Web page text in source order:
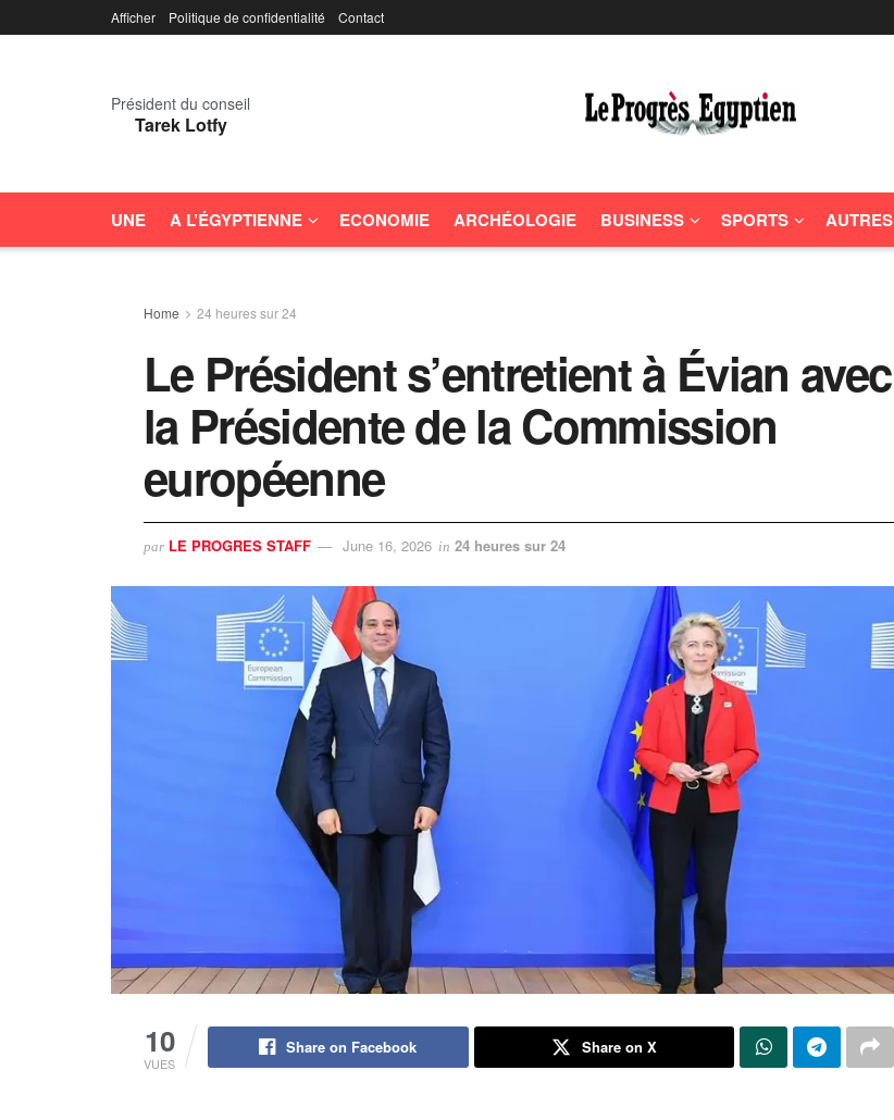
Afficher Politique de confidentialité Contact
Président du conseil
Tarek Lotfy
UNE A L’ÉGYPTIENNE ECONOMIE ARCHÉOLOGIE BUSINESS SPORTS AUTRES
Home 24 heures sur 24
Le Président s’entretient à Évian avec
la Présidente de la Commission
européenne
par LE PROGRES STAFF June 16, 2026 in 24 heures sur 24
10
VUES
Share on Facebook Share on X